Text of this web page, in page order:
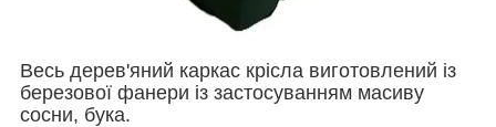
Весь дерев'яний каркас крісла виготовлений із
березової фанери із застосуванням масиву
сосни, бука.